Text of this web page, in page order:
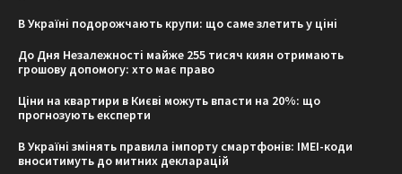
В Україні подорожчають крупи: що саме злетить у ціні
До Дня Незалежності майже 255 тисяч киян отримають
грошову допомогу: хто має право
Ціни на квартири в Києві можуть впасти на 20%: що
прогнозують експерти
В Україні змінять правила імпорту смартфонів: IMEI-коди
вноситимуть до митних декларацій